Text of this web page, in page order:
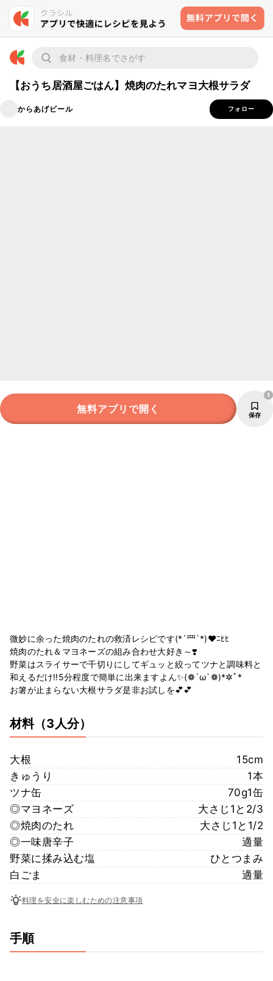
【おうち居酒屋ごはん】焼肉のたれマヨ大根サラダ
からあげビール フォロー
無料アプリで開く 保存
1
微妙に余った焼肉のたれの救済レシピです(*´罒`*)♥ﾆﾋﾋ
焼肉のたれ＆マヨネーズの組み合わせ大好き～❣️
野菜はスライサーで千切りにしてギュッと絞ってツナと調味料と
和えるだけ‼️5分程度で簡単に出来ますよん✨(❁´ω`❁)*✲ﾟ*
お箸が止まらない大根サラダ是非お試しを︎💕︎💕
材料（3人分）
大根
15cm
きゅうり
1本
ツナ缶
70g1缶
◎マヨネーズ
大さじ1と2/3
◎焼肉のたれ
大さじ1と1/2
◎一味唐辛子
適量
野菜に揉み込む塩
ひとつまみ
白ごま
適量
料理を安全に楽しむための注意事項
手順